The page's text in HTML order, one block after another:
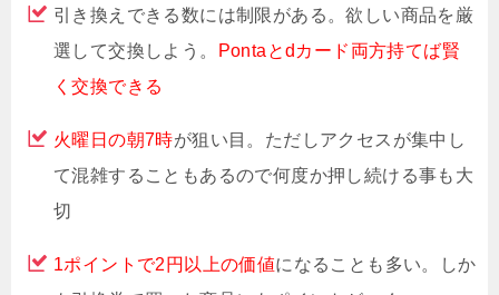
引き換えできる数には制限がある。欲しい商品を厳
選して交換しよう。
Pontaとdカード両方持てば賢
く交換できる
火曜日の朝7時が狙い目。ただしアクセスが集中し
て混雑することもあるので何度か押し続ける事も大
切
1ポイントで2円以上の価値になることも多い。しか